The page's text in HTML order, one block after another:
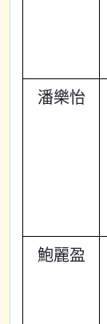
潘樂怡
鮑麗盈